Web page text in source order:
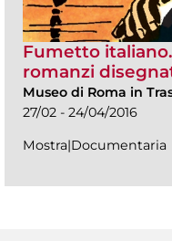
Fumetto
romanzi
Museo di Roma in
27/02 - 24/04/2016
Mostra|Documentaria